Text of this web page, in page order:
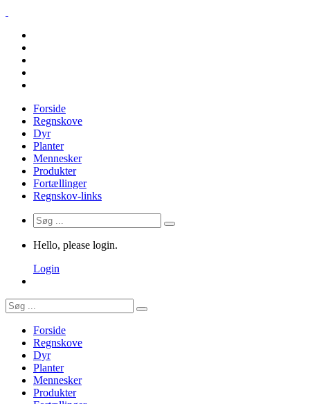
Forside
Regnskove
Dyr
Planter
Mennesker
Produkter
Fortællinger
Regnskov-links
Hello, please login.
Login
Forside
Regnskove
Dyr
Planter
Mennesker
Produkter